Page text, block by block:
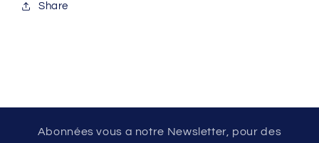
Share
Abonnées vous a notre Newsletter, pour des